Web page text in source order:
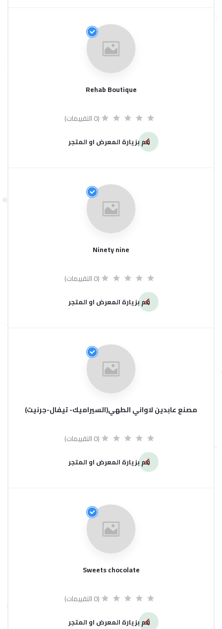
Rehab Boutique
(0 التقييمات)
قم بزيارة المعرض او المتجر
Ninety nine
(0 التقييمات)
قم بزيارة المعرض او المتجر
مصنع عابدين لاواني الطهي(السيراميك- تيفال-جرنيت)
(0 التقييمات)
قم بزيارة المعرض او المتجر
Sweets chocolate
(0 التقييمات)
قم بزيارة المعرض او المتجر